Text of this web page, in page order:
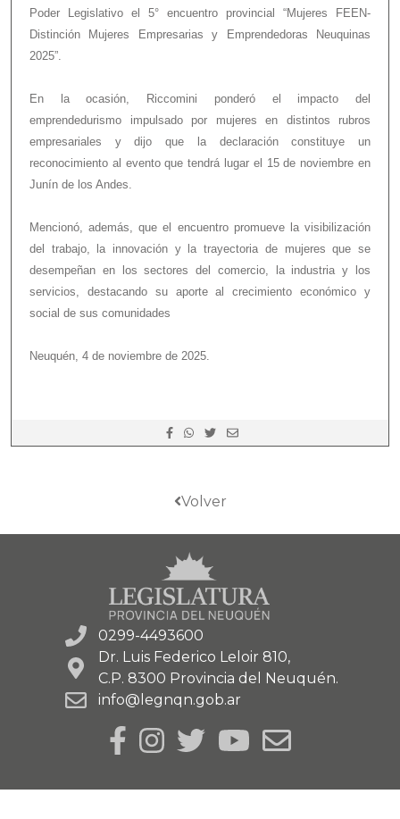
Poder Legislativo el 5° encuentro provincial “Mujeres FEEN-
Distinción Mujeres Empresarias y Emprendedoras Neuquinas
2025”.
En la ocasión, Riccomini ponderó el impacto del
emprendedurismo impulsado por mujeres en distintos rubros
empresariales y dijo que la declaración constituye un
reconocimiento al evento que tendrá lugar el 15 de noviembre en
Junín de los Andes.
Mencionó, además, que el encuentro promueve la visibilización
del trabajo, la innovación y la trayectoria de mujeres que se
desempeñan en los sectores del comercio, la industria y los
servicios, destacando su aporte al crecimiento económico y
social de sus comunidades
Neuquén, 4 de noviembre de 2025.
Volver
0299-4493600
Dr. Luis Federico Leloir 810,
C.P. 8300 Provincia del Neuquén.
info@legnqn.gob.ar